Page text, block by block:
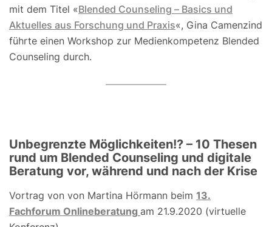
mit dem Titel «Blended Counseling – Basics und
Aktuelles aus Forschung und Praxis«, Gina Camenzind
führte einen Workshop zur Medienkompetenz Blended
Counseling durch.
Unbegrenzte Möglichkeiten!? – 10 Thesen
rund um Blended Counseling und digitale
Beratung vor, während und nach der Krise
Vortrag von von Martina Hörmann beim 13.
Fachforum Onlineberatung am 21.9.2020 (virtuelle